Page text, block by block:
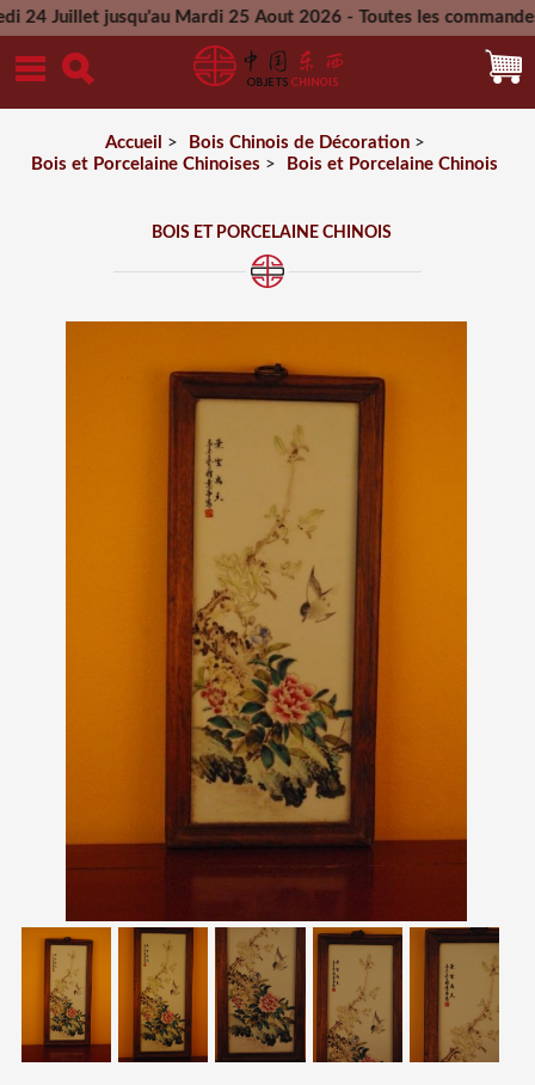
jusqu'au Mardi 25 Aout 2026 - Toutes les commandes
Mercredi 26 Aout 2026
Accueil > Bois Chinois de Décoration>
Bois et Porcelaine Chinoises > Bois et Porcelaine Chinois
BOIS ET PORCELAINE CHINOIS